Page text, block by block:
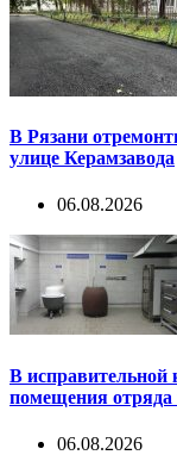
В Рязани
улице Керамзавода
06.08.2026
В
помещения
06.08.2026